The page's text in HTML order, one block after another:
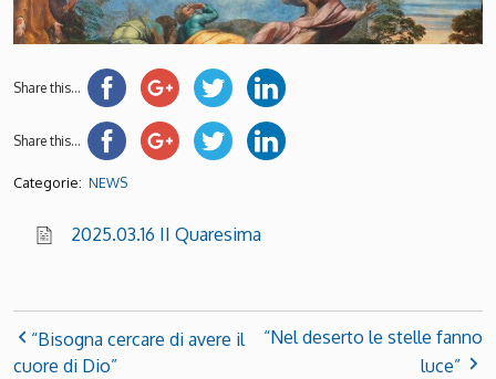
Share this...
Share this...
Categorie: NEWS
2025.03.16 II Quaresima
“Bisogna cercare di avere il
cuore di Dio”
“Nel deserto le stelle fanno
luce”